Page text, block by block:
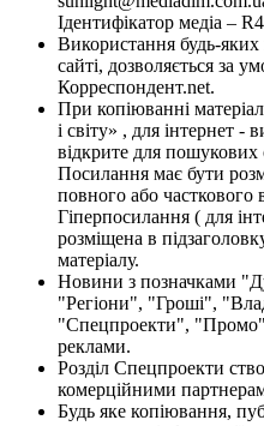
Ідентифікатор медіа –
Використання будь-яких
сайті, дозволяється за
Корреспондент.net.
При копіюванні
і світу» , для інтернет -
відкрите для пошукових
Посилання має бути
повного або часткового
Гіперпосилання ( для
розміщена в
матеріалу.
Новини з позначками
"Регіони", "Гроші",
"Спецпроекти", "Промо"
реклами.
Розділ Спецпроекти
комерційними
Будь яке копіювання,